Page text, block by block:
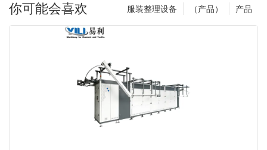
你可能会喜欢 产品
（产品）
服装整理设备